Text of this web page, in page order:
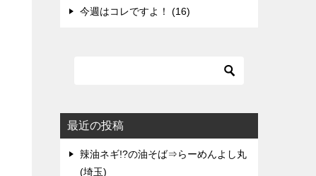
今週はコレですよ！ (16)
最近の投稿
辣油ネギ!?の油そば⇒らーめんよし丸
(埼玉)